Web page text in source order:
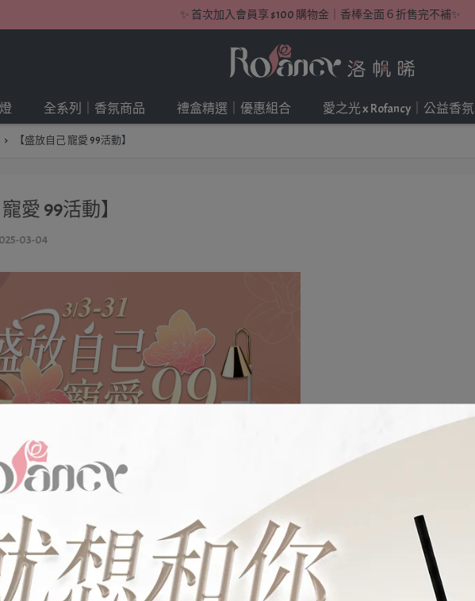
✨ 首次加入會員享 $100 購物金｜香棒全面６折售完不補✨
全系列｜香氛商品 禮盒精選｜優惠組合 愛之光 x Rofancy｜公益香氛
【盛放自己 寵愛 99活動】
愛 99活動】
03-04